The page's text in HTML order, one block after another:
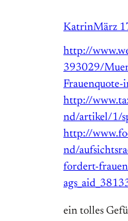
KatrinMärz
http://
393029/
http://
nd/artikel/1/
http://
nd/
fordert-
ein tolles